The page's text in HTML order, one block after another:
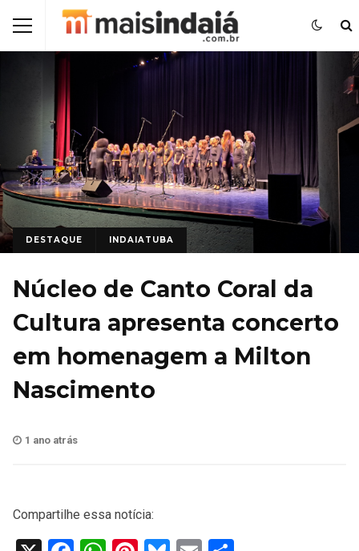
DESTAQUE INDAIATUBA
Núcleo de Canto Coral da
Cultura apresenta concerto
em homenagem a Milton
Nascimento
1 ano atrás
Compartilhe essa notícia: